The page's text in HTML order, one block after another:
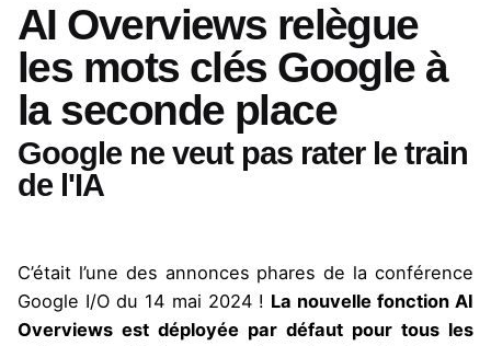
AI Overviews relègue
les mots clés Google à
la seconde place
Google ne veut pas rater le train
de l'IA
C’était l’une des annonces phares de la conférence
Google I/O du 14 mai 2024 ! La nouvelle fonction AI
Overviews est déployée par défaut pour tous les